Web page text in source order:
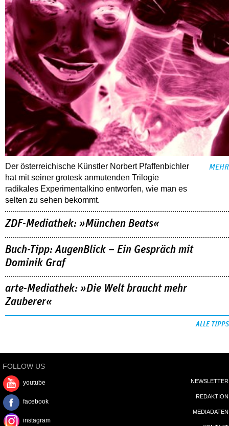
Der österreichische Künstler Norbert Pfaffenbichler
hat mit seiner grotesk anmutenden Trilogie
radikales Experimentalkino entworfen, wie man es
selten zu sehen bekommt.
MEHR
ZDF-Mediathek: »München Beats«
Buch-Tipp: AugenBlick – Ein Gespräch mit
Dominik Graf
arte-Mediathek: »Die Welt braucht mehr
Zauberer«
ALLE TIPPS
FOLLOW US
youtube
facebook
instagram
NEWSLETTER
REDAKTION
MEDIADATEN